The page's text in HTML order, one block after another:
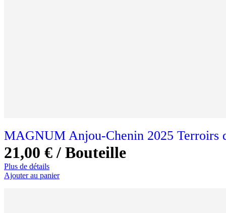
MAGNUM Anjou-Chenin 2025 Terroirs
21,00 € / Bouteille
Plus de détails
Ajouter au panier